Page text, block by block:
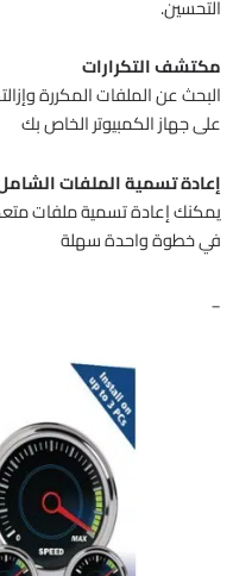
التحسين.
مكتشف التكرارات
البحث عن الملفات المكررة
على جهاز الكمبيوتر الخاص بك
إعادة تسمية الملفات
يمكنك إعادة تسمية ملفات
في خطوة واحدة سهلة
_